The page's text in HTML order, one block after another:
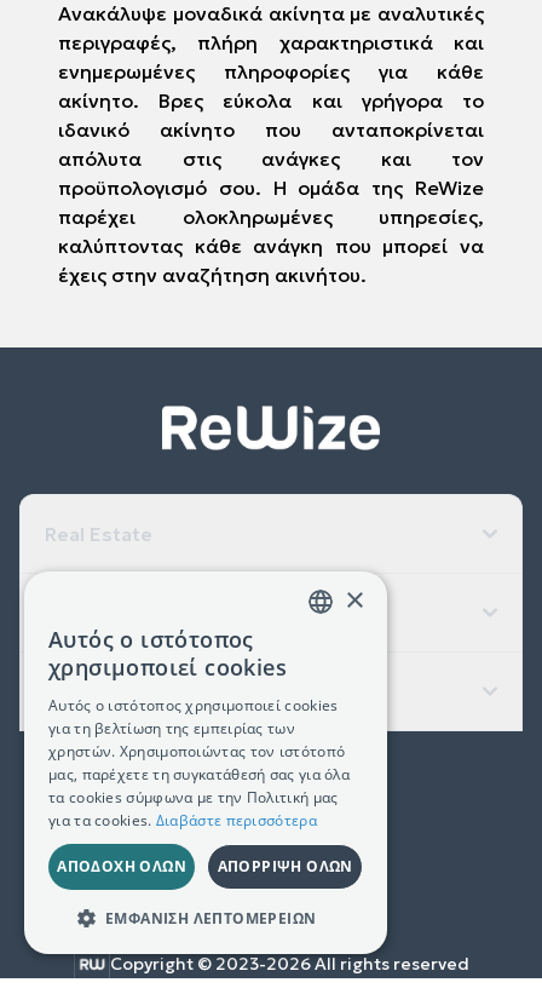
Ανακάλυψε μοναδικά ακίνητα με αναλυτικές
περιγραφές, πλήρη χαρακτηριστικά και
ενημερωμένες πληροφορίες για κάθε
ακίνητο. Βρες εύκολα και γρήγορα το
ιδανικό ακίνητο που ανταποκρίνεται
απόλυτα στις ανάγκες και τον
προϋπολογισμό σου. Η ομάδα της ReWize
παρέχει ολοκληρωμένες υπηρεσίες,
καλύπτοντας κάθε ανάγκη που μπορεί να
έχεις στην αναζήτηση ακινήτου.
Real Estate
(+30) 2311 24.15.60
FacebookInstagram
Γ.Ε.ΜΗ. 181367406000
Copyright © 2023-2026All rights reserved
×
Αυτός ο ιστότοπος
χρησιμοποιεί cookies
Αυτός ο ιστότοπος χρησιμοποιεί cookies
για τη βελτίωση της εμπειρίας των
χρηστών. Χρησιμοποιώντας τον ιστότοπό
μας, παρέχετε τη συγκατάθεσή σας για όλα
τα cookies σύμφωνα με την Πολιτική μας
για τα cookies. Διαβάστε περισσότερα
ΑΠΟΔΟΧΉ ΌΛΩΝ ΑΠΌΡΡΙΨΗ ΌΛΩΝ
ΕΜΦΆΝΙΣΗ ΛΕΠΤΟΜΕΡΕΙΏΝ